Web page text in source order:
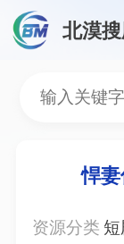
北漠
悍妻
悍
资源分类